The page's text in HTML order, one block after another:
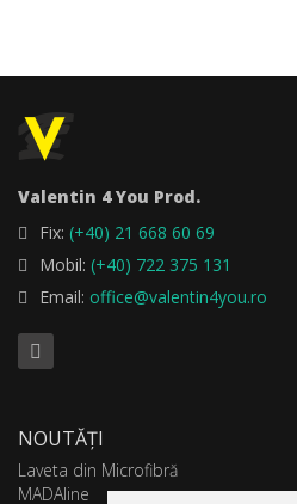
Valentin 4 You Prod.
Fix: (+40) 21 668 60 69
Mobil: (+40) 722 375 131
Email: office@valentin4you.ro
NOUTĂȚI
Laveta din Microfibră
MADAline